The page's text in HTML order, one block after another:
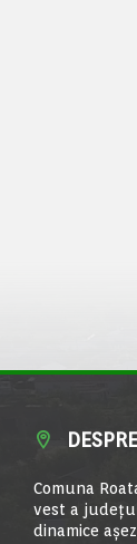
Comuna
vest a
dinamice